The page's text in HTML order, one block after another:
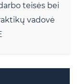
teisės bei
vadovė